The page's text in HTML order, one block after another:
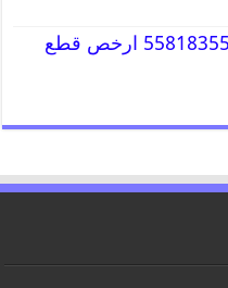
قطع غيار دودج 55818355 ارخص قطع